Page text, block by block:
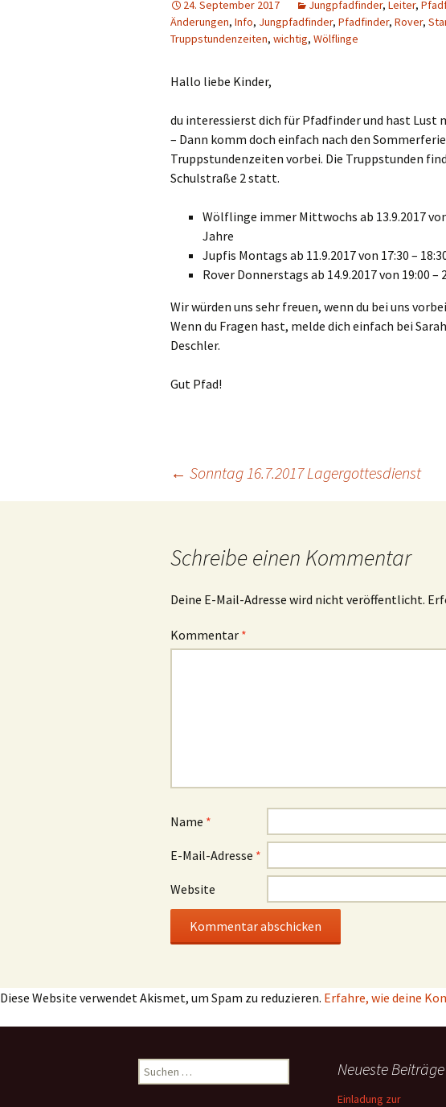
Leiter Versprechen
24. September 2017 Jungpfadfinder, Leiter,
Änderungen, Info, Jungpfadfinder, Pfadfinder, Rover,
Truppstundenzeiten, wichtig, Wölflinge
Hallo liebe Kinder,
du interessierst dich für Pfadfinder und hast Lust
– Dann komm doch einfach nach den
Truppstundenzeiten vorbei. Die Truppstunden
Schulstraße 2 statt.
Wölflinge immer Mittwochs ab 13.9.2017
Jahre
Jupfis Montags ab 11.9.2017 von 17:30 –
Rover Donnerstags ab 14.9.2017 von 19:00
Wir würden uns sehr freuen, wenn du bei uns
Wenn du Fragen hast, melde dich einfach bei
Deschler.
Gut Pfad!
Beitragsnavigation
← Sonntag 16.7.2017 Lagergottesdienst
Schreibe einen Kommentar
Deine E-Mail-Adresse wird nicht veröffentlicht.
Kommentar *
Name *
E-Mail-Adresse *
Website
Diese Website verwendet Akismet, um Spam zu reduzieren. Erfahre, wie deine
Suchen
nach:
Neueste Beiträge
Einladung zur